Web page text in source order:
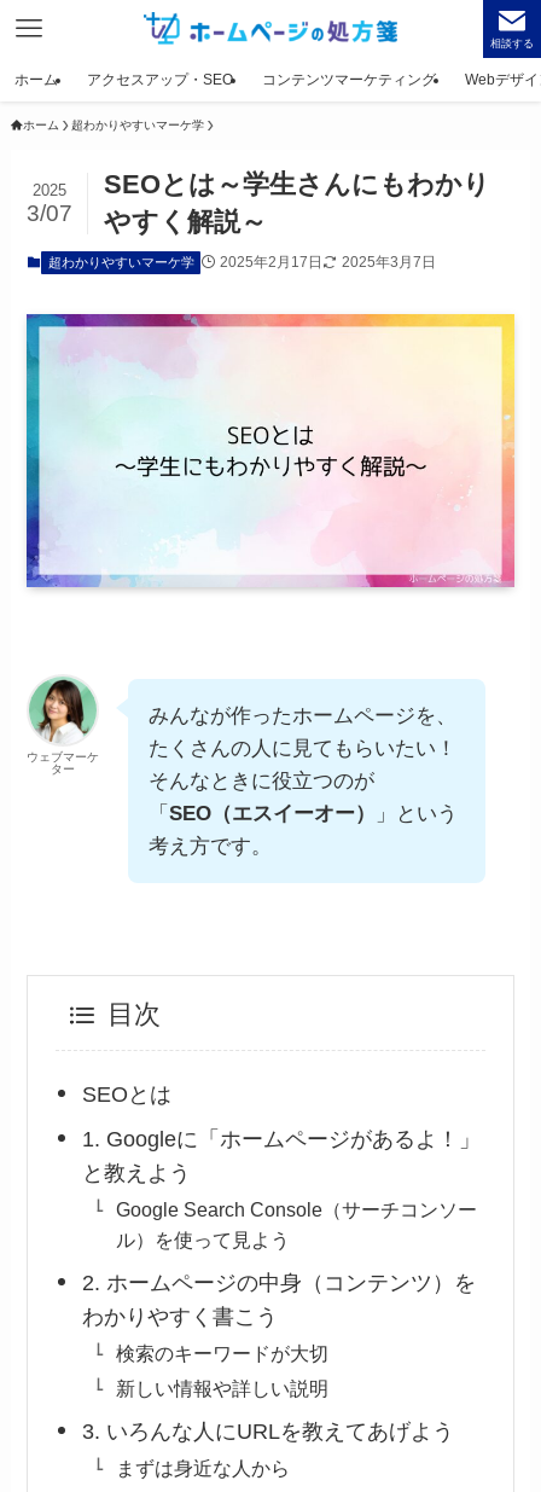
相談する
ホーム アクセスアップ・SEO コンテンツマーケティング Webデザ
ホーム 超わかりやすいマーケ学
SEOとは～学生さんにもわかり
やすく解説～
2025
3/07
超わかりやすいマーケ学 2025年2月17日 2025年3月7日
ウェブマーケ
ター
みんなが作ったホームページを、
たくさんの人に見てもらいたい！
そんなときに役立つのが
「SEO（エスイーオー）
」という
考え方です。
目次
SEOとは
1. Googleに「ホームページがあるよ！」
と教えよう
Google Search Console（サーチコンソー
ル）を使って見よう
2. ホームページの中身（コンテンツ）を
わかりやすく書こう
検索のキーワードが大切
新しい情報や詳しい説明
3. いろんな人にURLを教えてあげよう
まずは身近な人から